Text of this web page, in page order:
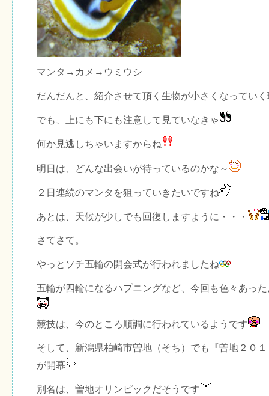
マンタ→カメ→ウミウシ
だんだんと、紹介させて頂く生物が小さくなってい
でも、上にも下にも注意して見ていなきゃ
何か見逃しちゃいますからね
明日は、どんな出会いが待っているのかな～
２日連続のマンタを狙っていきたいですね
あとは、天候が少しでも回復しますように・・・
さてさて。
やっとソチ五輪の開会式が行われましたね
五輪が四輪になるハプニングなど、今回も色々あっ
競技は、今のところ順調に行われているようです
そして、新潟県柏崎市曽地（そち）でも『曽地２０
が開幕
別名は、曽地オリンピックだそうです